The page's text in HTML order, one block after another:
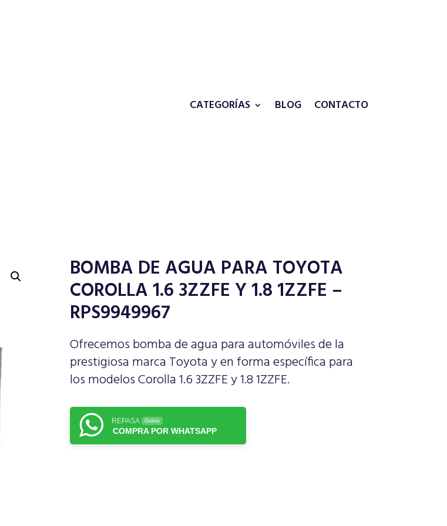
CATEGORÍAS BLOG CONTACTO
BOMBA DE AGUA PARA TOYOTA
COROLLA 1.6 3ZZFE Y 1.8 1ZZFE –
RPS9949967
Ofrecemos bomba de agua para automóviles de la
prestigiosa marca Toyota y en forma específica para
los modelos Corolla 1.6 3ZZFE y 1.8 1ZZFE.
REPASA Online
COMPRA POR WHATSAPP